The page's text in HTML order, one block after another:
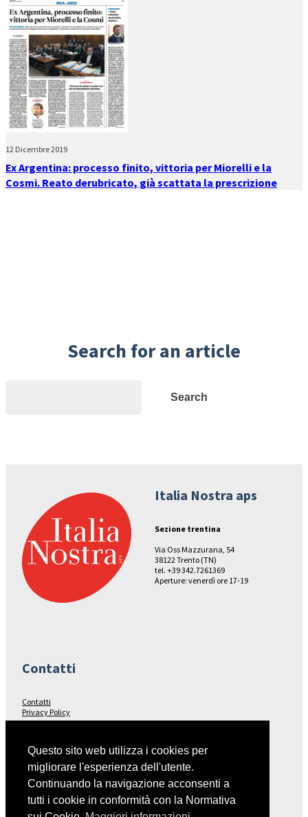
12 Dicembre 2019
Ex Argentina: processo finito, vittoria per Miorelli e la
Cosmi. Reato derubricato, già scattata la prescrizione
Search for an article
Search
Italia Nostra aps
Sezione trentina
Via Oss Mazzurana, 54
38122 Trento (TN)
tel. +39 342.7261369
Aperture: venerdì ore 17-19
Contatti
Contatti
Privacy Policy
Seguici su…
Facebook
Questo sito web utilizza i cookies per
migliorare l'esperienza dell'utente.
Continuando la navigazione acconsenti a
tutti i cookie in conformità con la Normativa